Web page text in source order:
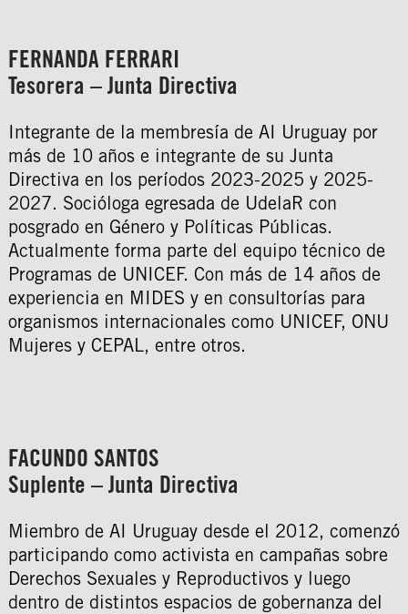
FERNANDA FERRARI
Tesorera – Junta Directiva
Integrante de la membresía de AI Uruguay por
más de 10 años e integrante de su Junta
Directiva en los períodos 2023-2025 y 2025-
2027. Socióloga egresada de UdelaR con
posgrado en Género y Políticas Públicas.
Actualmente forma parte del equipo técnico de
Programas de UNICEF. Con más de 14 años de
experiencia en MIDES y en consultorías para
organismos internacionales como UNICEF, ONU
Mujeres y CEPAL, entre otros.
FACUNDO SANTOS
Suplente – Junta Directiva
Miembro de AI Uruguay desde el 2012, comenzó
participando como activista en campañas sobre
Derechos Sexuales y Reproductivos y luego
dentro de distintos espacios de gobernanza del